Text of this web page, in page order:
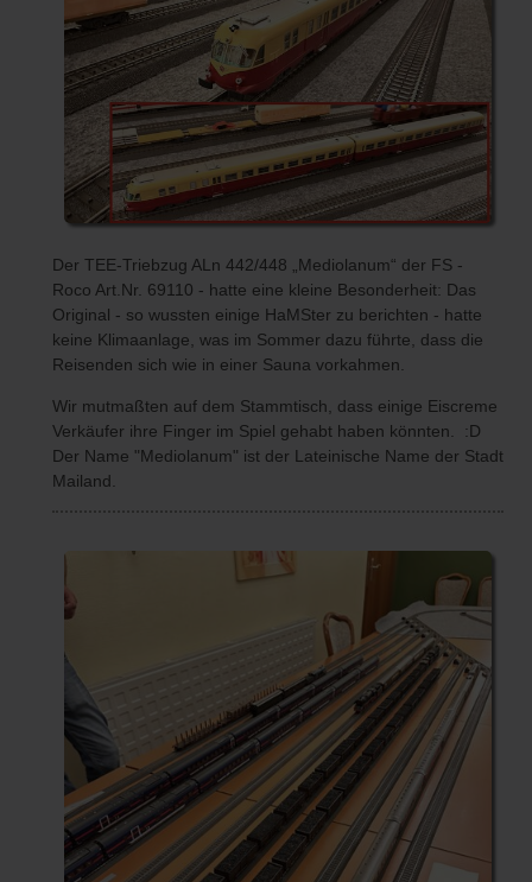
Der TEE-Triebzug ALn 442/448 „Mediolanum“ der FS -
Roco Art.Nr. 69110 - hatte eine kleine Besonderheit: Das
Original - so wussten einige HaMSter zu berichten - hatte
keine Klimaanlage, was im Sommer dazu führte, dass die
Reisenden sich wie in einer Sauna vorkahmen.
Wir mutmaßten auf dem Stammtisch, dass einige Eiscreme
Verkäufer ihre Finger im Spiel gehabt haben könnten. :D
Der Name "Mediolanum" ist der Lateinische Name der Stadt
Mailand.